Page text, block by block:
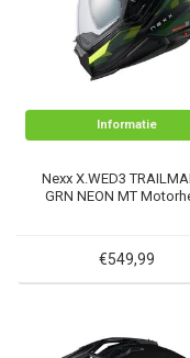
Informatie
Nexx X.WED3
GRN NEON MT
€549,99